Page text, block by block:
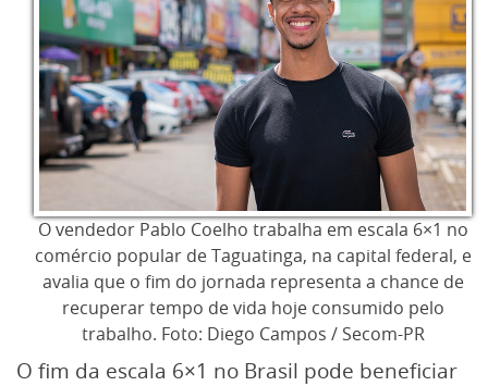
O vendedor Pablo Coelho trabalha em escala 6×1 no
comércio popular de Taguatinga, na capital federal, e
avalia que o fim do jornada representa a chance de
recuperar tempo de vida hoje consumido pelo
trabalho. Foto: Diego Campos / Secom-PR
O fim da escala 6×1 no Brasil pode beneficiar